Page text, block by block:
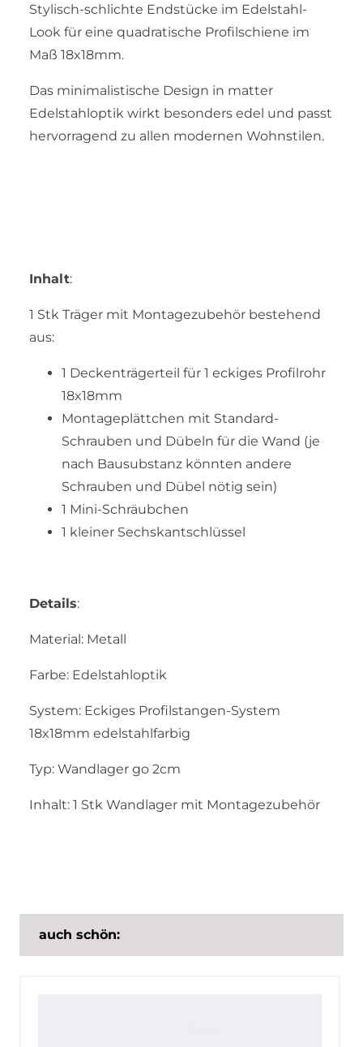
Stylisch-schlichte Endstücke im Edelstahl-
Look für eine quadratische Profilschiene im
Maß 18x18mm.
Das minimalistische Design in matter
Edelstahloptik wirkt besonders edel und passt
hervorragend zu allen modernen Wohnstilen.
Inhalt:
1 Stk Träger mit Montagezubehör bestehend
aus:
1 Deckenträgerteil für 1 eckiges Profilrohr
18x18mm
Montageplättchen mit Standard-
Schrauben und Dübeln für die Wand (je
nach Bausubstanz könnten andere
Schrauben und Dübel nötig sein)
1 Mini-Schräubchen
1 kleiner Sechskantschlüssel
Details:
Material: Metall
Farbe: Edelstahloptik
System: Eckiges Profilstangen-System
18x18mm edelstahlfarbig
Typ: Wandlager go 2cm
Inhalt: 1 Stk Wandlager mit Montagezubehör
auch schön: